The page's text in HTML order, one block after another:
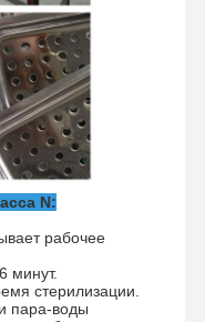
С
Новости
N:
рабочее
минут.
стерилизации.
пара-воды